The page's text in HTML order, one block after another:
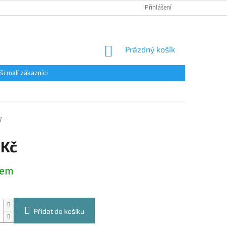
Přihlášení
NÁKUPNÍ
Prázdný košík
malí zákazníci
Přidat do košíku